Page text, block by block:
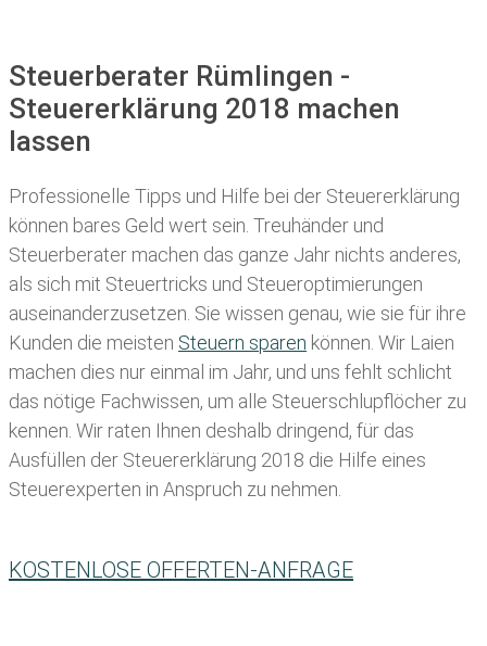
Steuerberater Rümlingen -
Steuererklärung 2018 machen
lassen
Professionelle Tipps und Hilfe bei der Steuererklärung
können bares Geld wert sein. Treuhänder und
Steuerberater machen das ganze Jahr nichts anderes,
als sich mit Steuertricks und Steueroptimierungen
auseinanderzusetzen. Sie wissen genau, wie sie für ihre
Kunden die meisten Steuern sparen können. Wir Laien
machen dies nur einmal im Jahr, und uns fehlt schlicht
das nötige Fachwissen, um alle Steuerschlupflöcher zu
kennen. Wir raten Ihnen deshalb dringend, für das
Ausfüllen der Steuererklärung 2018 die Hilfe eines
Steuerexperten in Anspruch zu nehmen.
KOSTENLOSE OFFERTEN-ANFRAGE